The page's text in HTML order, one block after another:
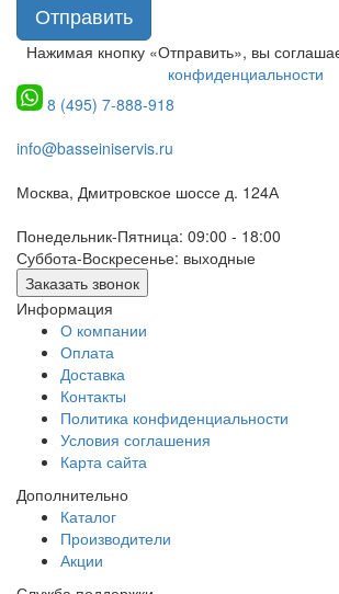
Отправить
Нажимая кнопку «Отправить», вы
конфиденциальности
8 (495) 7-888-918
info@basseiniservis.ru
Москва, Дмитровское шоссе д. 124А
Понедельник-Пятница: 09:00 - 18:00
Суббота-Воскресенье: выходные
Заказать звонок
Информация
О компании
Оплата
Доставка
Контакты
Политика конфиденциальности
Условия соглашения
Карта сайта
Дополнительно
Каталог
Производители
Акции